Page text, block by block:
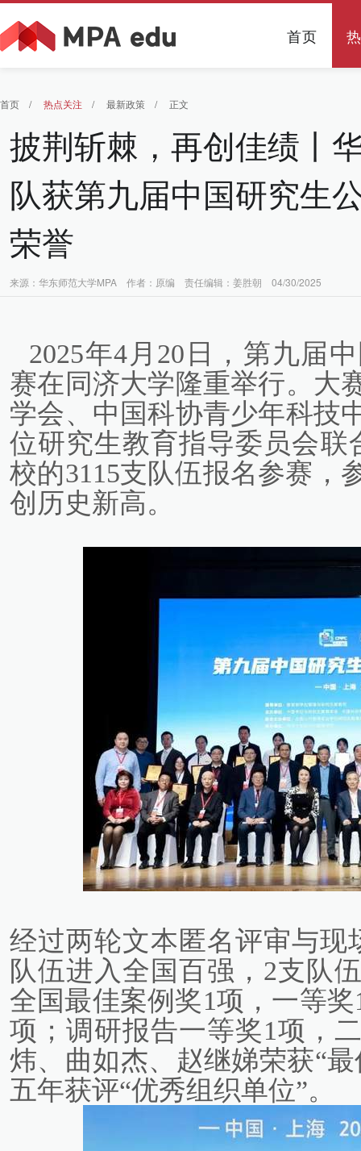
首页
首页 / 热点关注 / 最新政策 / 正文
披荆斩棘，再创佳绩丨
队获第九届中国研究生
荣誉
来源：华东师范大学MPA 作者：原编 责任编辑：姜胜朝 04/30/2025
2025年4月20日，第九届
赛在同济大学隆重举行。大
学会、中国科协青少年科技
位研究生教育指导委员会联
校的3115支队伍报名参赛，
创历史新高。
经过两轮文本匿名评审与现
队伍进入全国百强，2支队
全国最佳案例奖1项，一等
项；调研报告一等奖1项，
炜、曲如杰、赵继娣荣获“
五年获评“优秀组织单位”。